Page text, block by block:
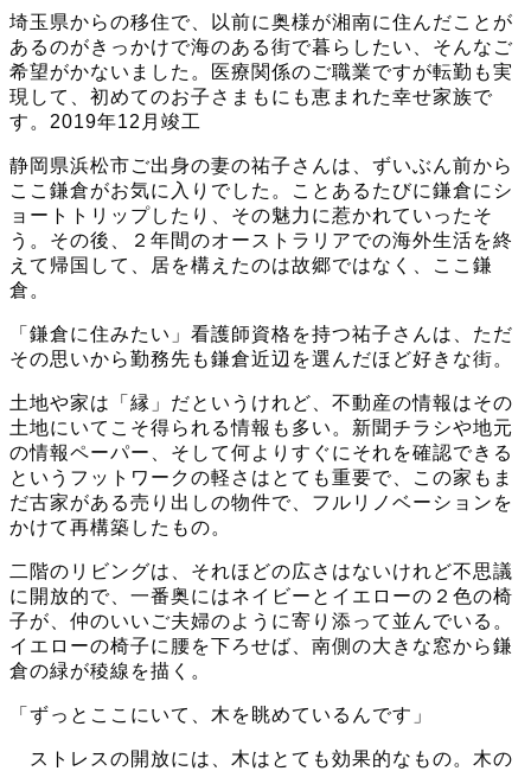
埼玉県からの移住で、以前に奥様が湘南に住んだことが
あるのがきっかけで海のある街で暮らしたい、そんなご
希望がかないました。医療関係のご職業ですが転勤も実
現して、初めてのお子さまもにも恵まれた幸せ家族で
す。2019年12月竣工
静岡県浜松市ご出身の妻の祐子さんは、ずいぶん前から
ここ鎌倉がお気に入りでした。ことあるたびに鎌倉にシ
ョートトリップしたり、その魅力に惹かれていったそ
う。その後、２年間のオーストラリアでの海外生活を終
えて帰国して、居を構えたのは故郷ではなく、ここ鎌
倉。
「鎌倉に住みたい」看護師資格を持つ祐子さんは、ただ
その思いから勤務先も鎌倉近辺を選んだほど好きな街。
土地や家は「縁」だというけれど、不動産の情報はその
土地にいてこそ得られる情報も多い。新聞チラシや地元
の情報ペーパー、そして何よりすぐにそれを確認できる
というフットワークの軽さはとても重要で、この家もま
だ古家がある売り出しの物件で、フルリノベーションを
かけて再構築したもの。
二階のリビングは、それほどの広さはないけれど不思議
に開放的で、一番奥にはネイビーとイエローの２色の椅
子が、仲のいいご夫婦のように寄り添って並んでいる。
イエローの椅子に腰を下ろせば、南側の大きな窓から鎌
倉の緑が稜線を描く。
「ずっとここにいて、木を眺めているんです」
ストレスの開放には、木はとても効果的なもの。木の